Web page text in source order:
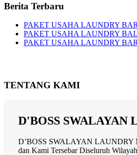
Berita Terbaru
PAKET USAHA LAUNDRY
PAKET USAHA LAUNDRY
PAKET USAHA LAUNDRY
TENTANG KAMI
D'BOSS SWALAYAN
D’BOSS SWALAYAN LAUNDRY
dan Kami Tersebar Diseluruh